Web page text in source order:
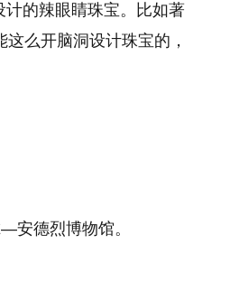
的辣眼睛珠宝。比如著
么开脑洞设计珠宝的，
安德烈博物馆。